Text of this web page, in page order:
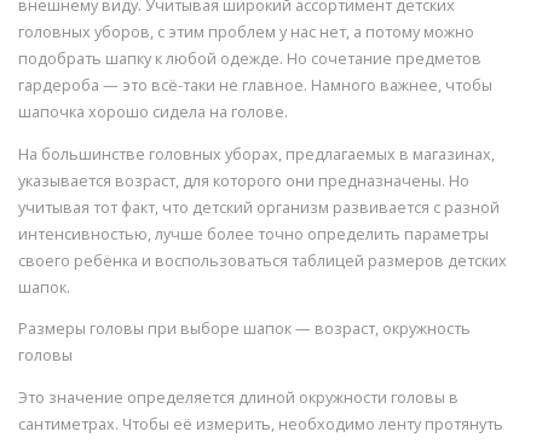
внешнему виду. Учитывая широкий ассортимент детских
головных уборов, с этим проблем у нас нет, а потому можно
подобрать шапку к любой одежде. Но сочетание предметов
гардероба — это всё-таки не главное. Намного важнее, чтобы
шапочка хорошо сидела на голове.
На большинстве головных уборах, предлагаемых в магазинах,
указывается возраст, для которого они предназначены. Но
учитывая тот факт, что детский организм развивается с разной
интенсивностью, лучше более точно определить параметры
своего ребёнка и воспользоваться таблицей размеров детских
шапок.
Размеры головы при выборе шапок — возраст, окружность
головы
Это значение определяется длиной окружности головы в
сантиметрах. Чтобы её измерить, необходимо ленту протянуть